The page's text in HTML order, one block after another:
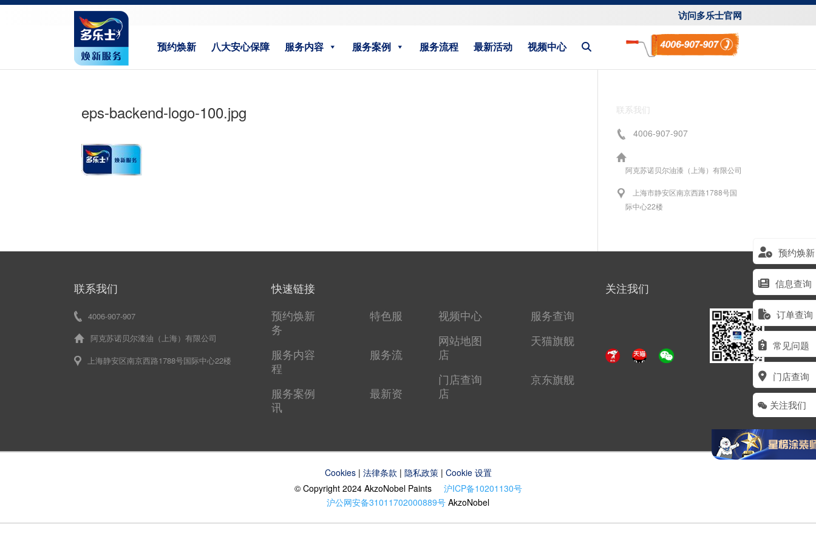
访问多乐士官网
预约焕新 八大安心保障 服务内容 服务案例 服务流程 最新活动 视频中心
预约焕新
信息查询
订单查询
常见问题
门店查询
关注我们
eps-backend-logo-100.jpg
联系我们
4006-907-907
阿克苏诺贝尔油漆（上海）有限公司
上海市静安区南京西路1788号国
际中心22楼
联系我们
4006-907-907
阿克苏诺贝尔漆油（上海）有限公司
上海静安区南京西路1788号国际中心22楼
快速链接
预约焕新
特色服
务
服务内容
服务流
程
服务案例
最新资
讯
视频中心
服务查询
网站地图
天猫旗舰
店
门店查询
京东旗舰
店
关注我们
Cookies| 法律条款 | 隐私政策| Cookie 设置
© Copyright 2024 AkzoNobel Paints 沪ICP备10201130号
沪公网安备31011702000889号 AkzoNobel